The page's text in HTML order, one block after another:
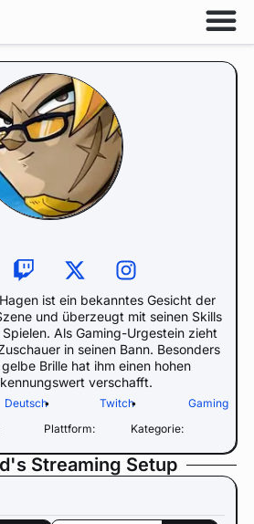
ist ein bekanntes Gesicht der
und überzeugt mit seinen Skills
Als Gaming-Urgestein zieht
in seinen Bann. Besonders
Brille hat ihm einen hohen
verschafft.
Deutsch•
Plattform:
Twitch•
Kategorie:
Gaming
Streaming Setup